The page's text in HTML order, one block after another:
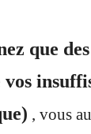
que
, vous